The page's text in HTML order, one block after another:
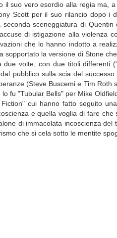
il suo vero esordio alla regia ma,
Scott per il suo rilancio dopo i
sceneggiatura di
di istigazione alla violenza
che lo hanno indotto a
sopportato la versione di Stone
volte, con due titoli differenti
pubblico sulla scia del
(Steve Buscemi e Tim
fu "Tubular Bells" per Mike
cui hanno fatto seguito
e quella voglia di fare
di immacolata incoscienza
che si cela sotto le mentite